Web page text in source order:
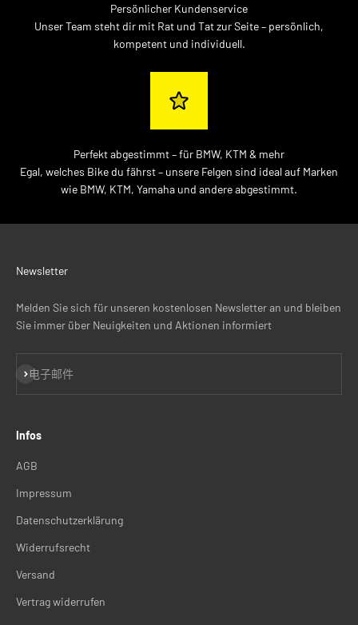
Persönlicher Kundenservice
Unser Team steht dir mit Rat und Tat zur Seite – persönlich,
kompetent und individuell.
Perfekt abgestimmt – für BMW, KTM & mehr
Egal, welches Bike du fährst – unsere Felgen sind ideal auf Marken
wie BMW, KTM, Yamaha und andere abgestimmt.
Newsletter
Melden Sie sich für unseren kostenlosen Newsletter an und bleiben
Sie immer über Neuigkeiten und Aktionen informiert
电子邮件
订阅
Infos
AGB
Impressum
Datenschutzerklärung
Widerrufsrecht
Versand
Vertrag widerrufen